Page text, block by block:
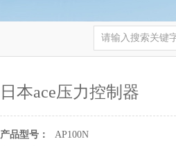
日本ace压力控制器
产品型号：
AP100N